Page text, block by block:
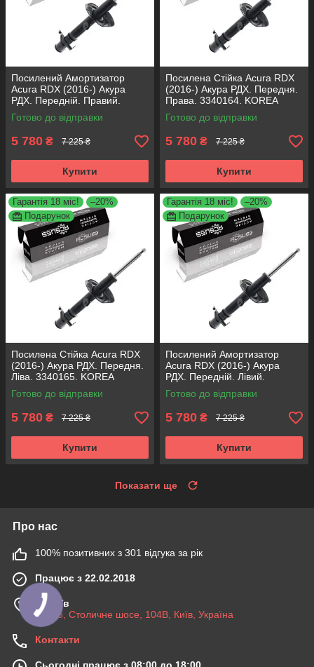
Посилений Амортизатор
Acura RDX (2016-) Акура
РДХ. Передній. Правий.
3340164. KOREA Аксусс!
Готово до відправки
5 780 ₴ 7 225 ₴
Купити
Посилена Стійка Acura RDX
(2016-) Акура РДХ. Передня.
Права. 3340164. KOREA
Аксусс!
Готово до відправки
5 780 ₴ 7 225 ₴
Купити
Гарантія 18 міс!
–20%
Подарунок
Посилена Стійка Acura RDX
(2016-) Акура РДХ. Передня.
Ліва. 3340165. KOREA
Аксусс!
Готово до відправки
5 780 ₴ 7 225 ₴
Купити
Гарантія 18 міс!
–20%
Подарунок
Посилений Амортизатор
Acura RDX (2016-) Акура
РДХ. Передній. Лівий.
3340165. KOREA Аксусс!
Готово до відправки
5 780 ₴ 7 225 ₴
Купити
Показати ще
Про нас
100% позитивних з 301 відгука за рік
Працює з 22.02.2018
м. Київ
03045, Столичне шосе, 104B, Київ, Україна
Контакти